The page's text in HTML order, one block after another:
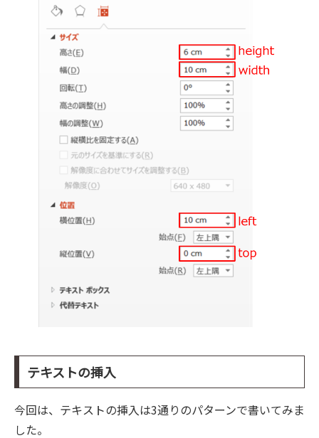
テキストの挿入
今回は、テキストの挿入は3通りのパターンで書いてみま
した。